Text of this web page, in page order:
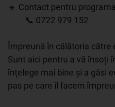
🔹 Contact pentru
📞 0722 979 152
Împreună în călătoria către
Sunt aici pentru a vă însoți
înțelege mai bine și a găsi
pas pe care îl facem